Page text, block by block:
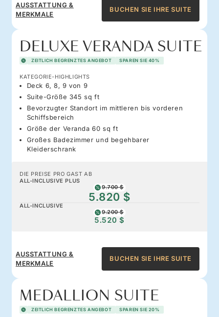
AUSSTATTUNG &
MERKMALE
BUCHEN SIE IHRE SUITE
DELUXE VERANDA SUITE
ZEITLICH BEGRENZTES ANGEBOT SPAREN SIE 40%
KATEGORIE-HIGHLIGHTS
Deck 6, 8, 9 von 9
Suite-Größe 345 sq ft
Bevorzugter Standort im mittleren bis vorderen
Schiffsbereich
Größe der Veranda 60 sq ft
Großes Badezimmer und begehbarer
Kleiderschrank
DIE PREISE PRO GAST AB
ALL-INCLUSIVE PLUS
9.700 $
5.820 $
ALL-INCLUSIVE
9.200 $
5.520 $
AUSSTATTUNG &
MERKMALE
BUCHEN SIE IHRE SUITE
MEDALLION SUITE
ZEITLICH BEGRENZTES ANGEBOT SPAREN SIE 20%